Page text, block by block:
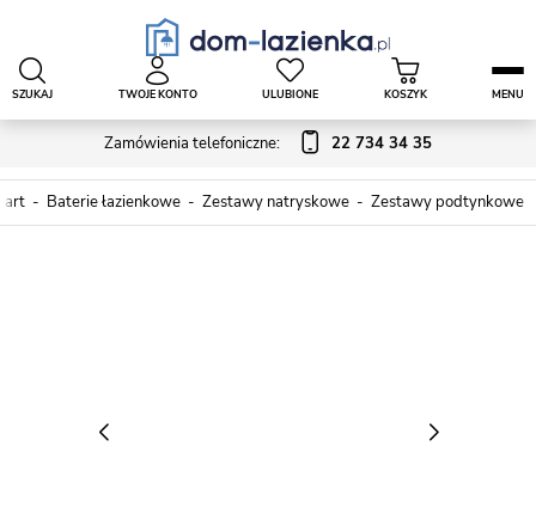
Zamówienia telefoniczne: 22 734 34 35
SZUKAJ TWOJE KONTO ULUBIONE KOSZYK MENU
Baterie łazienkowe Zestawy natryskowe Zestawy podtynkowe